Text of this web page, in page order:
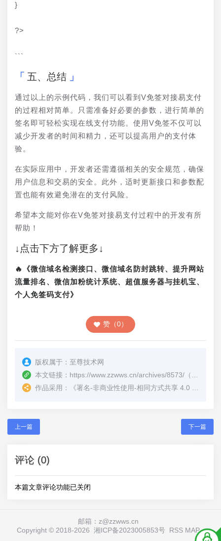
}
?>
```
五、总结
通过以上的示例代码，我们可以看到V免签对接易支付
的过程相对简单。只需准备好必要的参数，进行简单的
签名即可轻松实现在线支付功能。使用V免签不仅可以
减少开发者的时间和精力，还可以提高用户的支付体
验。
在实际应用中，开发者还需遵循相关的安全规范，确保
用户信息和交易的安全。此外，适时更新接口和参数配
置也能有效避免潜在的支付风险。
希望本文能对你在V免签对接易支付过程中的开发有所
帮助！
↓点击下方了解更多↓
🔥《微信域名检测接口、微信域名防封跳转、提升网站
流量排名、微信加粉统计系统、超值服务器与挂机宝、
个人免签码支付》
赞（0）
版权属于： 至尊技术网
本文链接： https://www.zzwws.cn/archives/8573/ （转载时请注明本文出处及文章链接）
作品采用：
《署名-非商业性使用-相同方式共享 4.0 国际 (CC BY-NC-SA 4.0)
上一篇 下一篇
评论 (0)
本篇文章评论功能已关闭
邮箱：z@zzwws.cn
Copyright © 2018-2026 湘ICP备2023005853号 RSS MAP